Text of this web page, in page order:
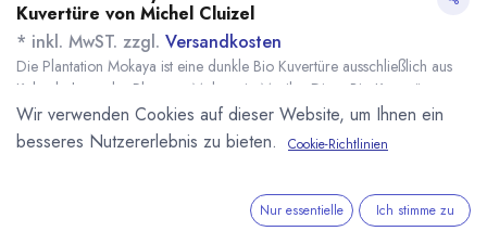
Kuvertüre von Michel Cluizel
* inkl. MwST. zzgl. Versandkosten
Die Plantation Mokaya ist eine dunkle Bio Kuvertüre ausschließlich aus
Kakaobohnen der Plantage Mokaya in Mexiko. Diese Bio Kuvertüre von
Michel Cluizel besteht nur aus Kakao und Zucker. OHNE Lecithin. Ideal
für alle Anwendungen. Geschmacksnoten: Frische Noten, süße
exotische Früchte, Honig,geröstete Mandeln und Haselnüsse, gerösteter,
gleicher Rezeptur wurde 2021 von der Academy of Chocolate mit
Wir verwenden Cookies auf dieser Website, um Ihnen ein
besseres Nutzererlebnis zu bieten.
Cookie-Richtlinien
Nur essentielle Ich stimme zu